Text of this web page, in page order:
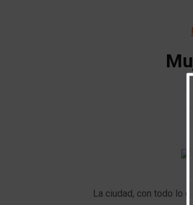
La ciudad, con todo lo